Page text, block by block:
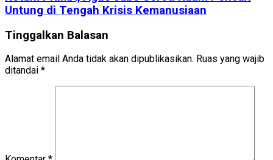
Untung di Tengah Krisis Kemanusiaan
Tinggalkan Balasan
Alamat email Anda tidak akan dipublikasikan. Ruas yang wajib
ditandai *